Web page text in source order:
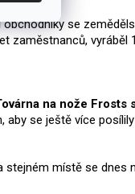
se
zaměstnanců, vyráběl
na nože
se ještě více
místě se dnes